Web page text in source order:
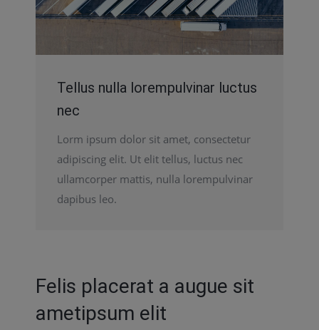
Tellus nulla lorempulvinar luctus
nec
Lorm ipsum dolor sit amet, consectetur
adipiscing elit. Ut elit tellus, luctus nec
ullamcorper mattis, nulla lorempulvinar
dapibus leo.
Felis placerat a augue sit
ametipsum elit